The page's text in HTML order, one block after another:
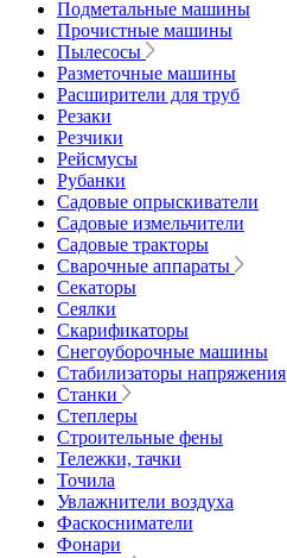
Подметальные машины
Прочистные машины
Пылесосы
Разметочные машины
Расширители для труб
Резаки
Резчики
Рейсмусы
Рубанки
Садовые опрыскиватели
Садовые измельчители
Садовые тракторы
Сварочные аппараты
Секаторы
Сеялки
Скарификаторы
Снегоуборочные машины
Стабилизаторы напряжения
Станки
Степлеры
Строительные фены
Тележки, тачки
Точила
Увлажнители воздуха
Фаскосниматели
Фонари